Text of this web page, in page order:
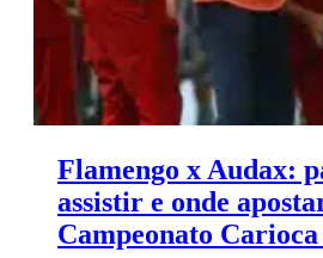
Flamengo x Audax:
assistir e onde
Campeonato Carioca